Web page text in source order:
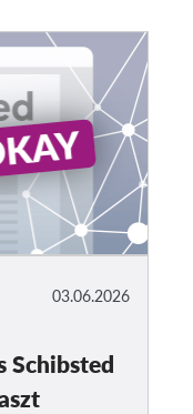
03.06.2026
Schibsted